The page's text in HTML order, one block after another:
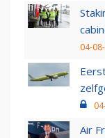
04-
Air